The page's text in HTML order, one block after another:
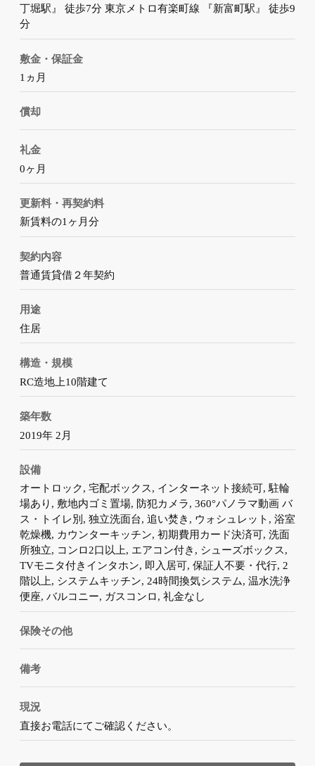
丁堀駅』 徒歩7分 東京メトロ有楽町線 『新富町駅』 徒歩9
分
敷金・保証金
1ヵ月
償却
礼金
0ヶ月
更新料・再契約料
新賃料の1ヶ月分
契約内容
普通賃貸借２年契約
用途
住居
構造・規模
RC造地上10階建て
築年数
2019年 2月
設備
オートロック, 宅配ボックス, インターネット接続可, 駐輪
場あり, 敷地内ゴミ置場, 防犯カメラ, 360°パノラマ動画 バ
ス・トイレ別, 独立洗面台, 追い焚き, ウォシュレット, 浴室
乾燥機, カウンターキッチン, 初期費用カード決済可, 洗面
所独立, コンロ2口以上, エアコン付き, シューズボックス,
TVモニタ付きインタホン, 即入居可, 保証人不要・代行, 2
階以上, システムキッチン, 24時間換気システム, 温水洗浄
便座, バルコニー, ガスコンロ, 礼金なし
保険その他
備考
現況
直接お電話にてご確認ください。